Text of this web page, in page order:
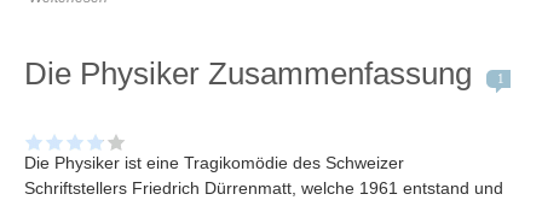
Die Physiker Zusammenfassung 1
Die Physiker ist eine Tragikomödie des Schweizer
Schriftstellers Friedrich Dürrenmatt, welche 1961 entstand und